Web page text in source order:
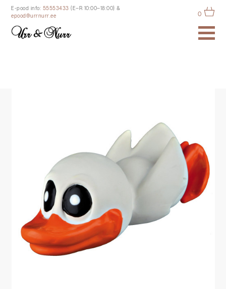
E-pood info: 55553433 (E–R 10:00–18:00) &
epood@urrnurr.ee
0